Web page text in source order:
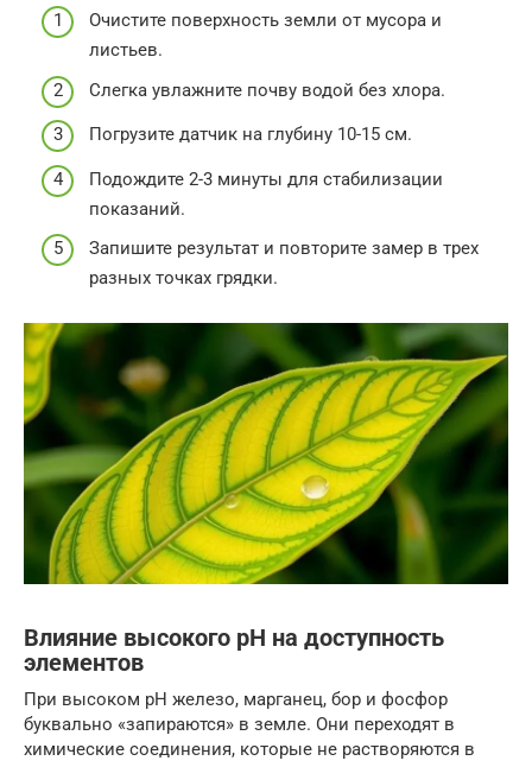
Очистите поверхность земли от мусора и
листьев.
Слегка увлажните почву водой без хлора.
Погрузите датчик на глубину 10-15 см.
Подождите 2-3 минуты для стабилизации
показаний.
Запишите результат и повторите замер в трех
разных точках грядки.
Влияние высокого pH на доступность
элементов
При высоком pH железо, марганец, бор и фосфор
буквально «запираются» в земле. Они переходят в
химические соединения, которые не растворяются в